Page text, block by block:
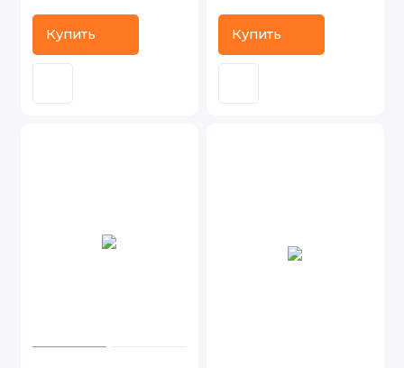
Купить Купить